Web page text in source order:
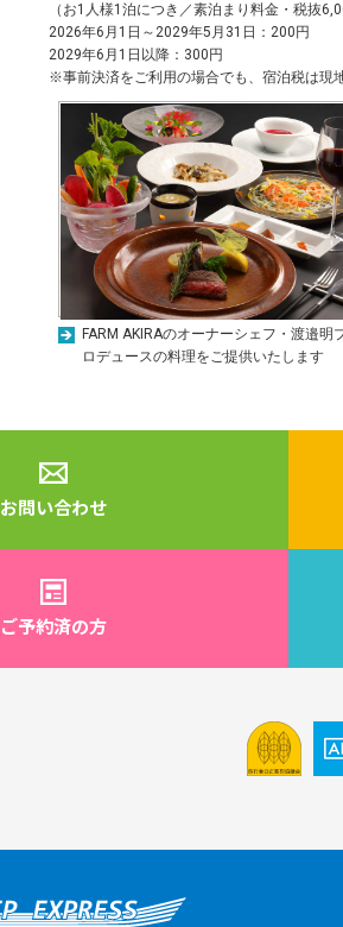
（お1人様1泊につき／素泊まり料金・税抜
2026年6月1日～2029年5月31日：200円
2029年6月1日以降：300円
※事前決済をご利用の場合でも、宿泊税は現
FARM AKIRAのオーナーシェフ・渡邉明
ロデュースの料理をご提供いたします
お問い合わせ
ご予約済の方